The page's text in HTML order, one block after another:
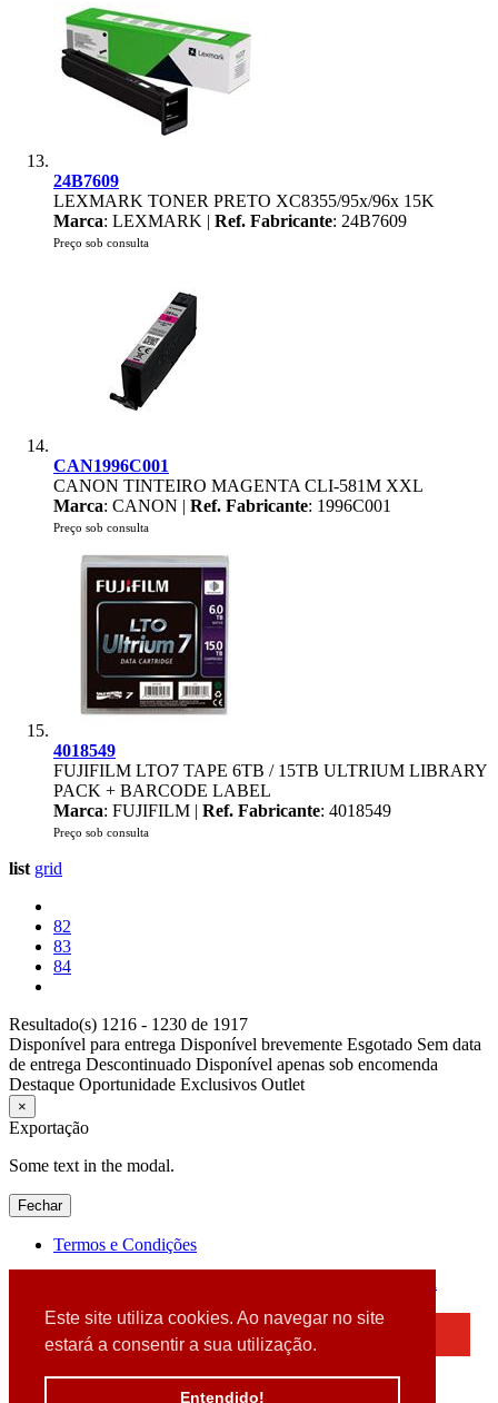
Este site utiliza cookies. Ao navegar no site
estará a consentir a sua utilização.
Entendido!
24B7609
LEXMARK TONER PRETO XC8355/95x/96x 15K
Marca: LEXMARK | Ref. Fabricante: 24B7609
Preço sob consulta
CAN1996C001
CANON TINTEIRO MAGENTA CLI-581M XXL
Marca: CANON | Ref. Fabricante: 1996C001
Preço sob consulta
4018549
FUJIFILM LTO7 TAPE 6TB / 15TB ULTRIUM LIBRARY
PACK + BARCODE LABEL
Marca: FUJIFILM | Ref. Fabricante: 4018549
Preço sob consulta
list grid
82
83
84
Resultado(s) 1216 - 1230 de 1917
Disponível para entrega Disponível brevemente Esgotado Sem data
de entrega Descontinuado Disponível apenas sob encomenda
Destaque Oportunidade Exclusivos Outlet
×
Exportação
Some text in the modal.
Fechar
Termos e Condições
Detectamos que está a usar um browser desatualizado
Por favor, atualize o seu browser